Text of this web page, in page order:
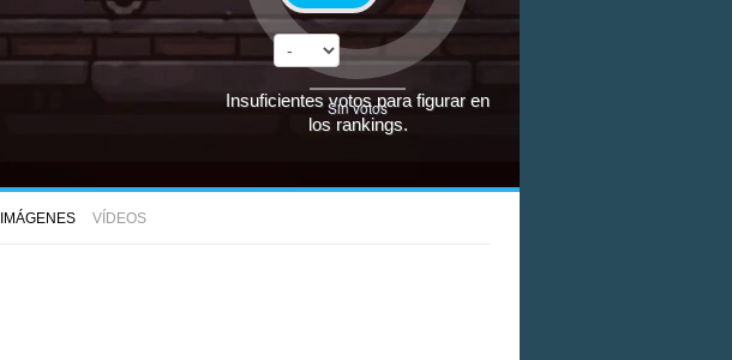
Sin votos
Insuficientes votos para figurar en
los rankings.
IMÁGENES VÍDEOS